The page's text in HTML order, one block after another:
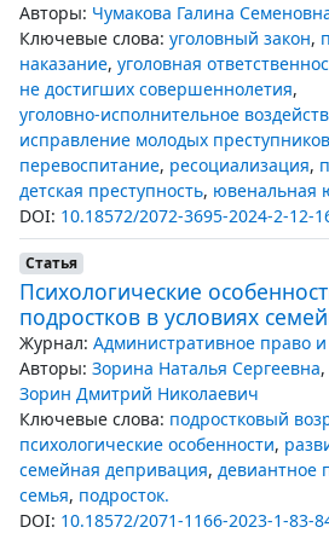
Авторы: Чумакова Галина
Ключевые слова: уголовный закон,
наказание, уголовная
не достигших совершеннолетия,
уголовно-исполнительное
исправление молодых преступников
перевоспитание, ресоциализация,
детская преступность, ювенальная
DOI: 10.18572/2072-3695-2024-2-12-
Статья
Психологические
подростков в условиях
Журнал: Административное право
Авторы: Зорина Наталья Сергеевна,
Зорин Дмитрий Николаевич
Ключевые слова: подростковый
психологические особенности,
семейная депривация, девиантное
семья, подросток.
DOI: 10.18572/2071-1166-2023-1-83-